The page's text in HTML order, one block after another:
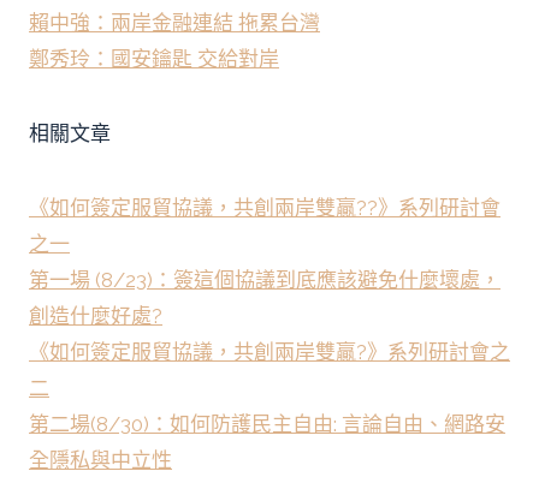
賴中強：兩岸金融連結 拖累台灣
鄭秀玲：國安鑰匙 交給對岸
相關文章
《如何簽定服貿協議，共創兩岸雙贏??》系列研討會
之一
第一場 (8/23)：簽這個協議到底應該避免什麼壞處，
創造什麼好處?
《如何簽定服貿協議，共創兩岸雙贏?》系列研討會之
二
第二場(8/30)：如何防護民主自由: 言論自由、網路安
全隱私與中立性